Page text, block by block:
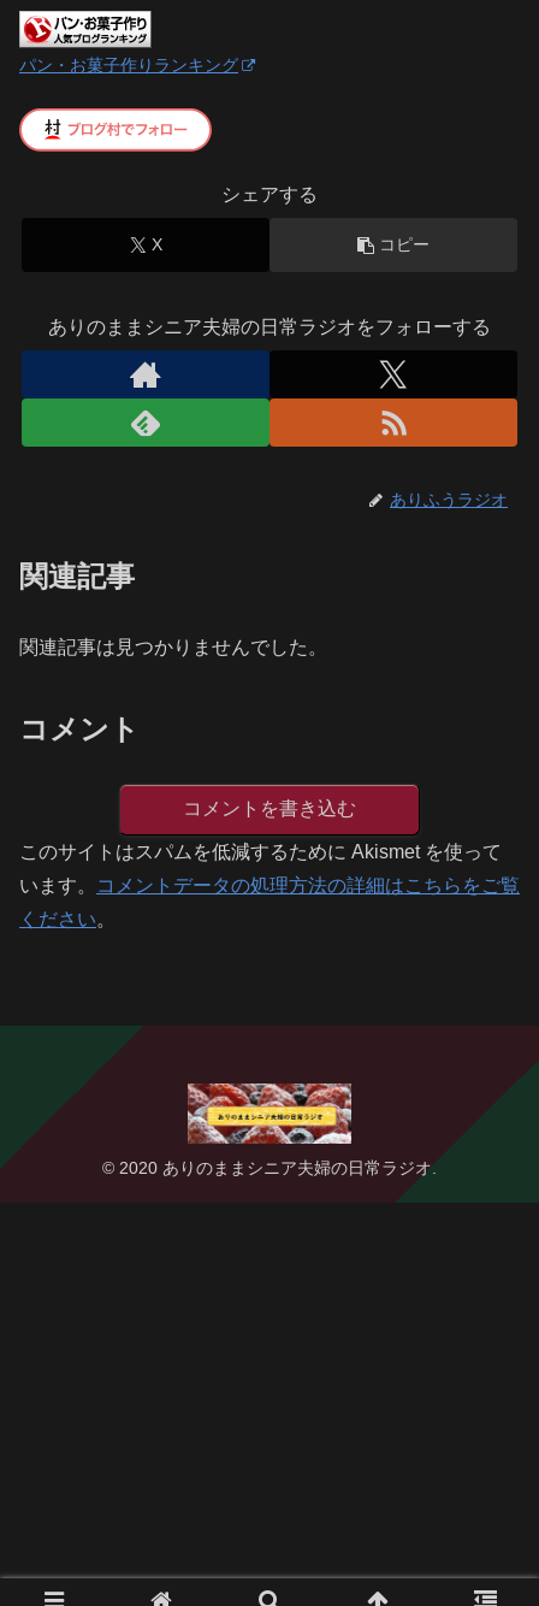
パン・お菓子作りランキング
シェアする
X コピー
ありのままシニア夫婦の日常ラジオをフォローする
ありふうラジオ
関連記事
関連記事は見つかりませんでした。
コメント
コメントを書き込む
このサイトはスパムを低減するために Akismet を使って
います。
コメントデータの処理方法の詳細はこちらをご覧
ください。
© 2020 ありのままシニア夫婦の日常ラジオ.